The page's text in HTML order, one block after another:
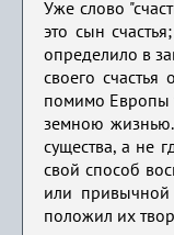
Уже слово
это сын
определило в
своего
помимо Европы
земною жизнью.
существа, а не
свой способ
или привычной
положил их